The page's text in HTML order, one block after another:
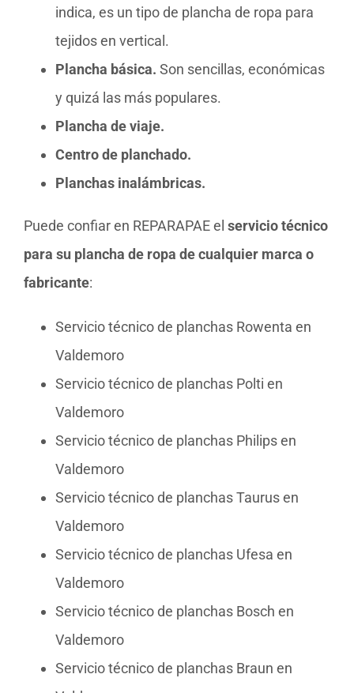
indica, es un tipo de plancha de ropa para
tejidos en vertical.
Plancha básica. Son sencillas, económicas
y quizá las más populares.
Plancha de viaje.
Centro de planchado.
Planchas inalámbricas.
Puede confiar en REPARAPAE el servicio técnico
para su plancha de ropa de cualquier marca o
fabricante:
Servicio técnico de planchas Rowenta en
Valdemoro
Servicio técnico de planchas Polti en
Valdemoro
Servicio técnico de planchas Philips en
Valdemoro
Servicio técnico de planchas Taurus en
Valdemoro
Servicio técnico de planchas Ufesa en
Valdemoro
Servicio técnico de planchas Bosch en
Valdemoro
Servicio técnico de planchas Braun en